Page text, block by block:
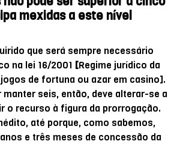
mexidas a este nível
que será sempre necessário
na lei 16/2001 [Regime jurídico da
de fortuna ou azar em casino].
manter seis, então, deve alterar-se a
o recurso à figura da prorrogação.
até porque, como sabemos,
e três meses de concessão da